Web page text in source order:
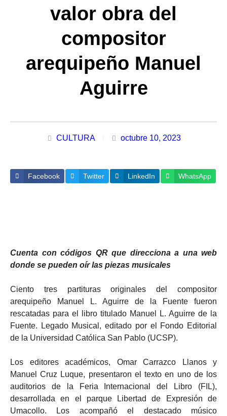
valor obra del
compositor
arequipeño Manuel
Aguirre
CULTURA octubre 10, 2023
Facebook Twitter LinkedIn WhatsApp
Cuenta con códigos QR que direcciona a una web
donde se pueden oír las piezas musicales
Ciento tres partituras originales del compositor
arequipeño Manuel L. Aguirre de la Fuente fueron
rescatadas para el libro titulado Manuel L. Aguirre de la
Fuente. Legado Musical, editado por el Fondo Editorial
de la Universidad Católica San Pablo (UCSP).
Los editores académicos, Omar Carrazco Llanos y
Manuel Cruz Luque, presentaron el texto en uno de los
auditorios de la Feria Internacional del Libro (FIL),
desarrollada en el parque Libertad de Expresión de
Umacollo. Los acompañó el destacado músico